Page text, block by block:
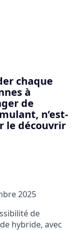
chaque
à
de
n’est-
le découvrir
2025
de
hybride, avec